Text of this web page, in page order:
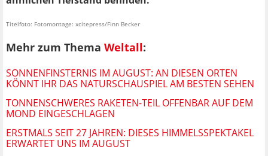
Titelfoto: Fotomontage: xcitepress/Finn Becker
Mehr zum Thema Weltall:
SONNENFINSTERNIS IM AUGUST: AN DIESEN ORTEN
KÖNNT IHR DAS NATURSCHAUSPIEL AM BESTEN SEHEN
TONNENSCHWERES RAKETEN-TEIL OFFENBAR AUF DEM
MOND EINGESCHLAGEN
ERSTMALS SEIT 27 JAHREN: DIESES HIMMELSSPEKTAKEL
ERWARTET UNS IM AUGUST